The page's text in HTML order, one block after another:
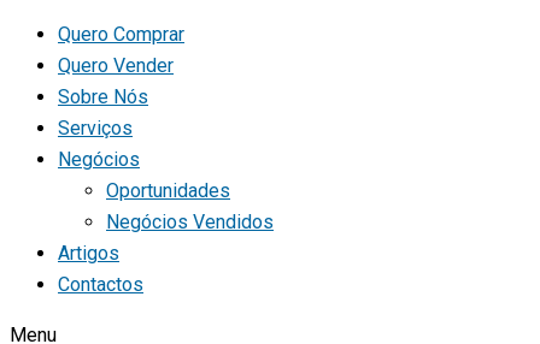
Quero Comprar
Quero Vender
Sobre Nós
Serviços
Negócios
Oportunidades
Negócios Vendidos
Artigos
Contactos
Menu